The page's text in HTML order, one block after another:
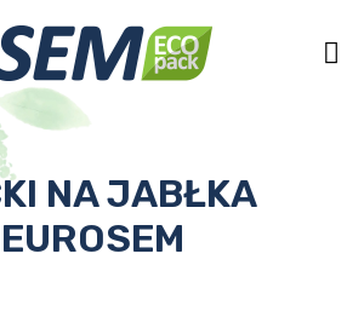
NA JABŁKA
EUROSEM